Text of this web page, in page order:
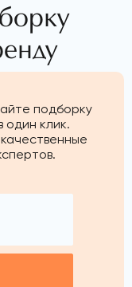
подборку
один клик.